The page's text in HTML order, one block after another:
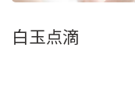
白玉点滴